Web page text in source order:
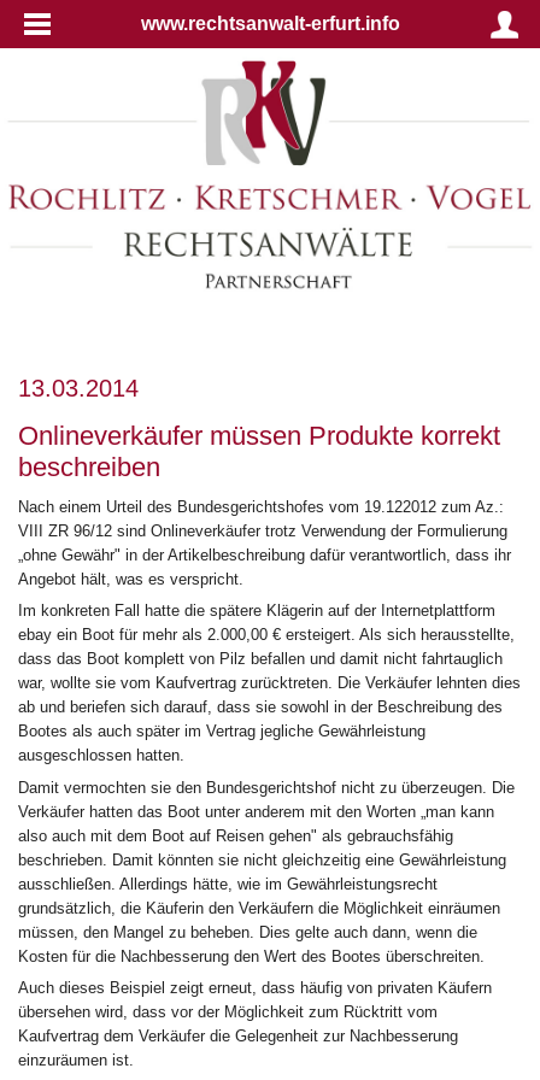
www.rechtsanwalt-erfurt.info
13.03.2014
Onlineverkäufer müssen Produkte korrekt
beschreiben
Nach einem Urteil des Bundesgerichtshofes vom 19.122012 zum Az.:
VIII ZR 96/12 sind Onlineverkäufer trotz Verwendung der Formulierung
„ohne Gewähr" in der Artikelbeschreibung dafür verantwortlich, dass ihr
Angebot hält, was es verspricht.
Im konkreten Fall hatte die spätere Klägerin auf der Internetplattform
ebay ein Boot für mehr als 2.000,00 € ersteigert. Als sich herausstellte,
dass das Boot komplett von Pilz befallen und damit nicht fahrtauglich
war, wollte sie vom Kaufvertrag zurücktreten. Die Verkäufer lehnten dies
ab und beriefen sich darauf, dass sie sowohl in der Beschreibung des
Bootes als auch später im Vertrag jegliche Gewährleistung
ausgeschlossen hatten.
Damit vermochten sie den Bundesgerichtshof nicht zu überzeugen. Die
Verkäufer hatten das Boot unter anderem mit den Worten „man kann
also auch mit dem Boot auf Reisen gehen" als gebrauchsfähig
beschrieben. Damit könnten sie nicht gleichzeitig eine Gewährleistung
ausschließen. Allerdings hätte, wie im Gewährleistungsrecht
grundsätzlich, die Käuferin den Verkäufern die Möglichkeit einräumen
müssen, den Mangel zu beheben. Dies gelte auch dann, wenn die
Kosten für die Nachbesserung den Wert des Bootes überschreiten.
Auch dieses Beispiel zeigt erneut, dass häufig von privaten Käufern
übersehen wird, dass vor der Möglichkeit zum Rücktritt vom
Kaufvertrag dem Verkäufer die Gelegenheit zur Nachbesserung
einzuräumen ist.